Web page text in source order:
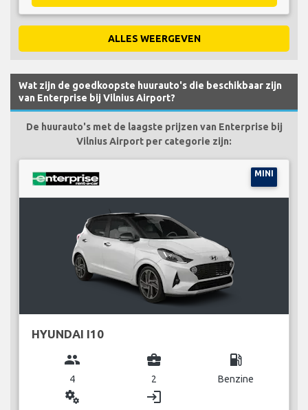
ALLES WEERGEVEN
Wat zijn de goedkoopste huurauto's die beschikbaar zijn
van Enterprise bij Vilnius Airport?
De huurauto's met de laagste prijzen van Enterprise bij
Vilnius Airport per categorie zijn:
MINI
HYUNDAI I10
group
4
business_center
2
local_gas_station
Benzine
miscellaneous_services login